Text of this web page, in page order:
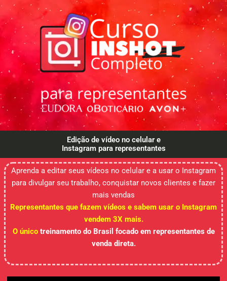
Edição de vídeo no celular e
Instagram para representantes
Aprenda a editar seus vídeos no celular e a usar o Instagram
para divulgar seu trabalho, conquistar novos clientes e fazer
mais vendas
Representantes que fazem vídeos e sabem usar o Instagram
vendem 3X mais.
O único treinamento do Brasil focado em representantes de
venda direta.